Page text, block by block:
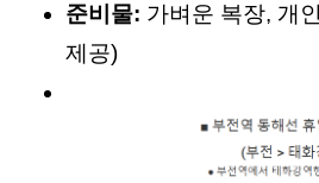
준비물: 가벼운 복장, 개
제공)